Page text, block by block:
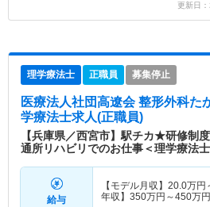
更新日
理学療法士 正職員 募集停止
医療法人社団高遼会 整形外科た
学療法士求人(正職員)
【兵庫県／西宮市】駅チカ★研修制
通所リハビリでのお仕事＜理学療法
給与
【モデル月収】 20.0万円
年収】 350万円～450万円